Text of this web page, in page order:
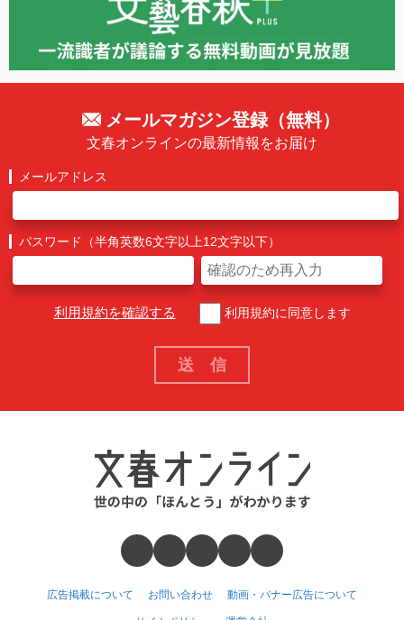
メールマガジン登録（無料）
文春オンラインの最新情報をお届け
メールアドレス
パスワード（半角英数6文字以上12文字以下）
利用規約を確認する 利用規約に同意します
広告掲載について お問い合わせ 動画・バナー広告について